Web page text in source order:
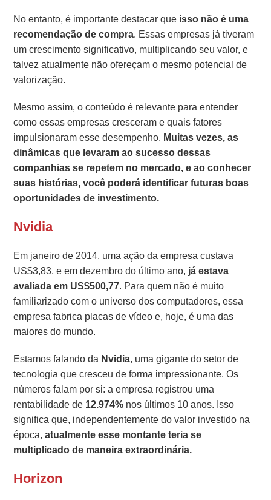
No entanto, é importante destacar que isso não é uma
recomendação de compra. Essas empresas já tiveram
um crescimento significativo, multiplicando seu valor, e
talvez atualmente não ofereçam o mesmo potencial de
valorização.
Mesmo assim, o conteúdo é relevante para entender
como essas empresas cresceram e quais fatores
impulsionaram esse desempenho. Muitas vezes, as
dinâmicas que levaram ao sucesso dessas
companhias se repetem no mercado, e ao conhecer
suas histórias, você poderá identificar futuras boas
oportunidades de investimento.
Nvidia
Em janeiro de 2014, uma ação da empresa custava
US$3,83, e em dezembro do último ano, já estava
avaliada em US$500,77. Para quem não é muito
familiarizado com o universo dos computadores, essa
empresa fabrica placas de vídeo e, hoje, é uma das
maiores do mundo.
Estamos falando da Nvidia, uma gigante do setor de
tecnologia que cresceu de forma impressionante. Os
números falam por si: a empresa registrou uma
rentabilidade de 12.974% nos últimos 10 anos. Isso
significa que, independentemente do valor investido na
época, atualmente esse montante teria se
multiplicado de maneira extraordinária.
Horizon